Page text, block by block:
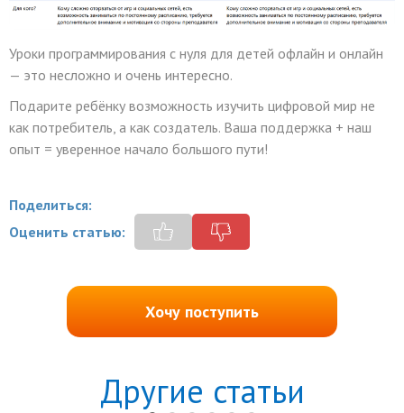
Уроки программирования с нуля для детей офлайн и онлайн
— это несложно и очень интересно.
Подарите ребёнку возможность изучить цифровой мир не
как потребитель, а как создатель. Ваша поддержка + наш
опыт = уверенное начало большого пути!
Поделиться:
Оценить статью:
Хочу поступить
Другие статьи